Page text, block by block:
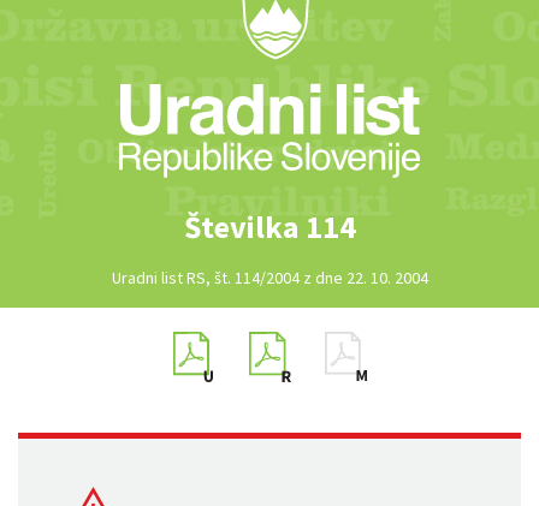
Številka 114
Uradni list RS, št. 114/2004 z dne 22. 10. 2004